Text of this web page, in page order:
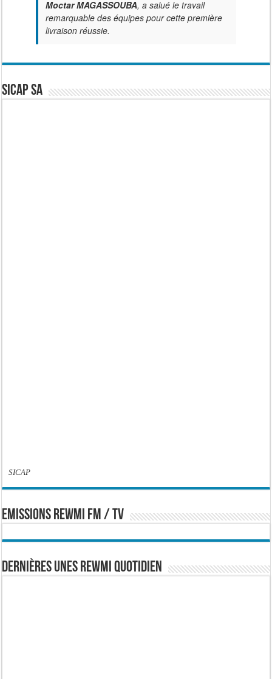
Moctar MAGASSOUBA, a salué le travail
remarquable des équipes pour cette première
livraison réussie.
SICAP SA
SICAP
EMISSIONS REWMI FM / TV
Dernières Unes Rewmi Quotidien